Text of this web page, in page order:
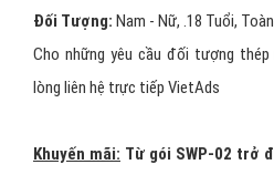
Đối Tượng: Nam - Nữ, .18 Tuổi,
Cho những yêu cầu đối tượng
lòng liên hệ trực tiếp VietAds
Khuyến mãi: Từ gói SWP-02 trở